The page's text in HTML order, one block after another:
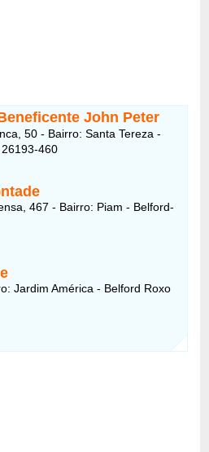
John Peter
50 - Bairro: Santa Tereza -
460
467 - Bairro: Piam - Belford-
Jardim América - Belford Roxo